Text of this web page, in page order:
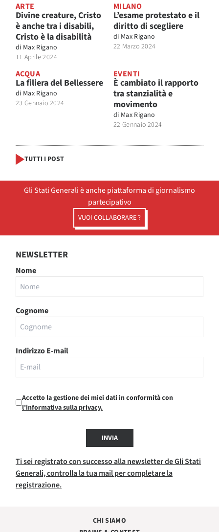
ARTE
Divine creature, Cristo
è anche tra i disabili,
Cristo è la disabilità
di Max Rigano
11 Aprile 2024
MILANO
L’esame protestato e il
diritto di scegliere
di Max Rigano
22 Marzo 2024
ACQUA
La filiera del Bellessere
di Max Rigano
23 Gennaio 2024
EVENTI
È cambiato il rapporto
tra stanzialità e
movimento
di Max Rigano
22 Gennaio 2024
TUTTI I POST
Gli Stati Generali è anche piattaforma di giornalismo
partecipativo
VUOI COLLABORARE ?
NEWSLETTER
Nome
Cognome
Indirizzo E-mail
Accetto la gestione dei miei dati in conformità con
l'informativa sulla privacy.
INVIA
Ti sei registrato con successo alla newsletter de Gli Stati
Generali, controlla la tua mail per completare la
registrazione.
CHI SIAMO